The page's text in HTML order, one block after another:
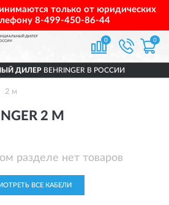
только от юридических
8-499-450-86-44
0 0
ДИЛЕР BEHRINGER В РОССИИ
2 м
2 М
разделе нет товаров
ВСЕ КАБЕЛИ